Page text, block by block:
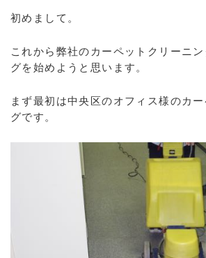
初めまして。
これから弊社のカーペットクリーニ
グを始めようと思います。
まず最初は中央区のオフィス様のカ
グです。